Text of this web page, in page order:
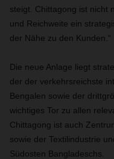
steigt. Chittagong ist nicht
und Reichweite ein
der Nähe zu den Kunden.“
Die neue Anlage liegt
der der verkehrsreichste
Bengalen sowie der
wichtiges Tor zu allen
Chittagong ist auch
sowie der Textilindustrie
Südosten Bangladeschs.